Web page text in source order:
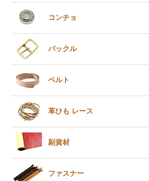
コンチョ
バックル
ベルト
革ひも レース
副資材
ファスナー